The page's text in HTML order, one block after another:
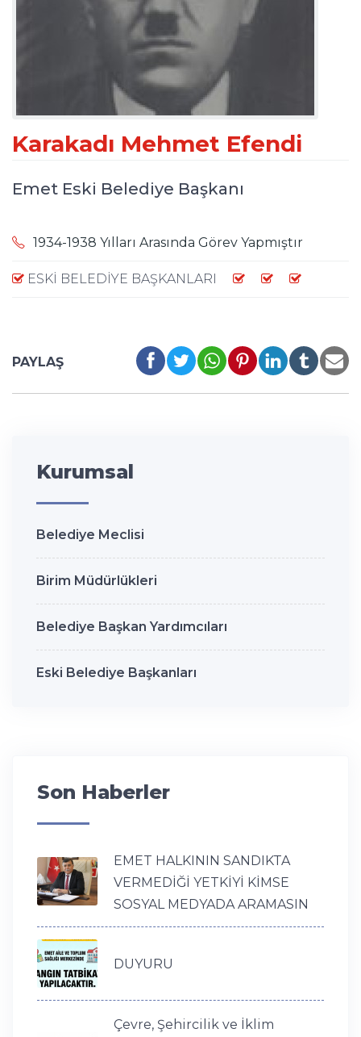
Karakadı Mehmet Efendi
Emet Eski Belediye Başkanı
1934-1938 Yılları Arasında Görev Yapmıştır
ESKI BELEDIYE BAŞKANLARI
PAYLAŞ
Kurumsal
Belediye Meclisi
Birim Müdürlükleri
Belediye Başkan Yardımcıları
Eski Belediye Başkanları
Son Haberler
EMET HALKININ SANDIKTA
VERMEDİĞİ YETKİYİ KİMSE
SOSYAL MEDYADA ARAMASIN
DUYURU
Çevre, Şehircilik ve İklim